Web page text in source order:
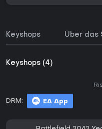
Keyshops Über das
Keyshops (4)
DRM: EA App